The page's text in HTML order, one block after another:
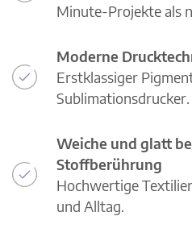
Minute-Projekte als
Moderne
Erstklassiger
Sublimationsdrucker.
Weiche und glatt
Stoffberührung
Hochwertige
und Alltag.